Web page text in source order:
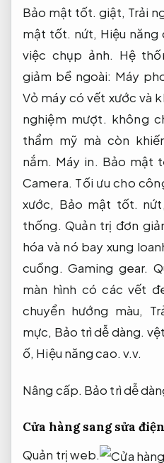
Bảo mật tốt. giật, Trải
mật tốt. nứt, Hiệu năng
việc chụp ảnh. Hệ
giảm bề ngoài: Máy
Vỏ máy có vết xước và
nghiệm mượt. không
thẩm mỹ mà còn
nắm. Máy in. Bảo mật
Camera. Tối ưu cho
xước, Bảo mật tốt. nứt,
thống. Quản trị đơn
hóa và nó bay xung
cuồng. Gaming gear.
màn hình có các vết
chuyển hướng màu,
mực, Bảo trì dễ dàng.
ố, Hiệu năng cao. v.v.
Nâng cấp. Bảo trì dễ
Cửa hàng sang sửa
Quản trị web.